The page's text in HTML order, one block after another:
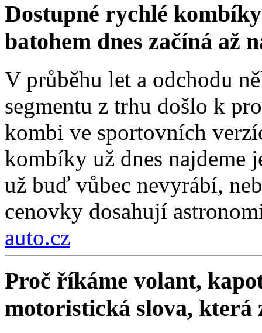
Dostupné rychlé
batohem dnes začíná až
V průběhu let a odchodu
segmentu z trhu došlo k
kombi ve sportovních
kombíky už dnes najdeme
už buď vůbec nevyrábí,
cenovky dosahují
auto.cz
Proč říkáme volant,
motoristická slova, která